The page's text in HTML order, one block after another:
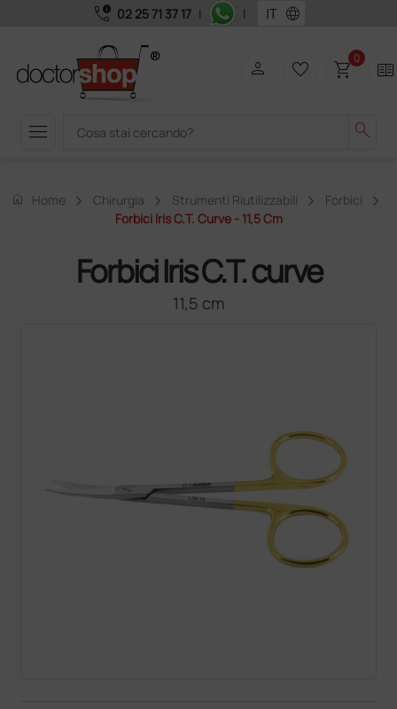
call_quality 02 25 71 37 17 | | language
menu search
person favorite_border shopping_cart0 two_pager
home Home Chirurgia Strumenti Riutilizzabili
Forbici
Forbici Iris C.T. Curve - 11,5 Cm
Forbici Iris C.T. curve
11,5 cm